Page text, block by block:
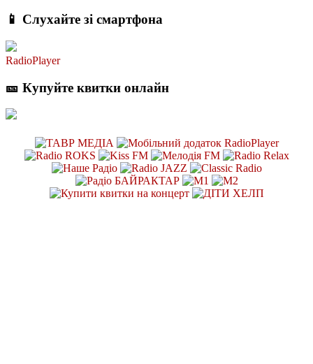
📱 Слухайте зі смартфона
RadioPlayer
🎫 Купуйте квитки онлайн